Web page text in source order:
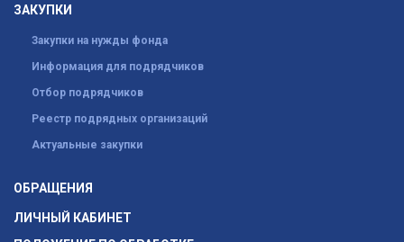
ЗАКУПКИ
Закупки на нужды фонда
Информация для подрядчиков
Отбор подрядчиков
Реестр подрядных организаций
Актуальные закупки
ОБРАЩЕНИЯ
ЛИЧНЫЙ КАБИНЕТ